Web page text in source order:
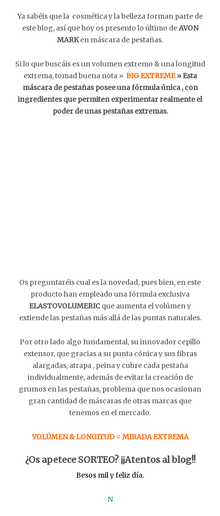
Ya sabéis que la cosmética y la belleza forman parte de
este blog, así que hoy os presento lo último deAVON
MARKen máscara de pestañas.
Si lo que buscáis es un volumen extremo & una longitud
extrema, tomad buena nota » BIG EXTREME» Esta
máscara de pestañas posee una fórmula única , con
ingredientes que permiten experimentar realmente el
poder de unas pestañas extremas.
Os preguntaréis cual es la novedad, pues bien, en este
producto han empleado una fórmula exclusiva
ELASTOVOLUMERIC que aumenta el volúmen y
extiende las pestañas más allá de las puntas naturales.
Por otro lado algo fundamental, su innovador cepillo
extensor, que gracias a su punta cónica y sus fibras
alargadas, atrapa , peina y cubre cada pestaña
individualmente, además de evitar la creación de
grumos en las pestañas, problema que nos ocasionan
gran cantidad de máscaras de otras marcas que
tenemos en el mercado.
VOLÚMEN & LONGITUD = MIRADA EXTREMA
¿Os apetece SORTEO? ¡¡Atentos al blog!!
Besos mil y feliz día.
N